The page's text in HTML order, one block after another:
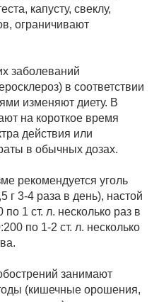
капусту, свеклу,
ограничивают
заболеваний
в соответствии
изменяют диету. В
на короткое время
действия или
в обычных дозах.
рекомендуется уголь
г 3-4 раза в день), настой
1 ст. л. несколько раз в
по 1-2 ст. л. несколько
занимают
(кишечные орошения,